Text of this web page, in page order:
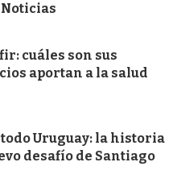
cuáles son sus
aportan a la salud
Uruguay: la historia
desafío de Santiago